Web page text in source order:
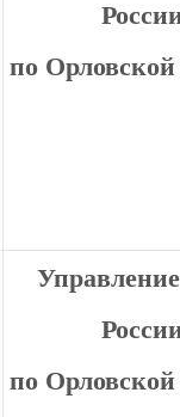
по Орловской
по Орловской